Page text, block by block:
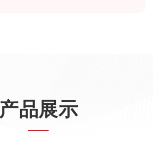
产品展示